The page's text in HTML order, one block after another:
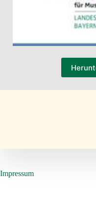
Impressum